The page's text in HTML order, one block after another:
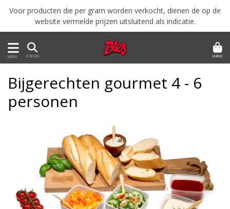
Voor producten die per gram worden verkocht, dienen de op de
website vermelde prijzen uitsluitend als indicatie.
MENU ZOEKEN MAND
Bijgerechten gourmet 4 - 6
personen